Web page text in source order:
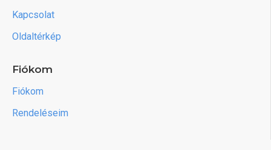
Kapcsolat
Oldaltérkép
Fiókom
Fiókom
Rendeléseim